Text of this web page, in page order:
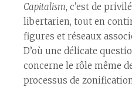
Capitalism, c’est de
libertarien, tout en
figures et réseaux
D’où une délicate
concerne le rôle même
processus de